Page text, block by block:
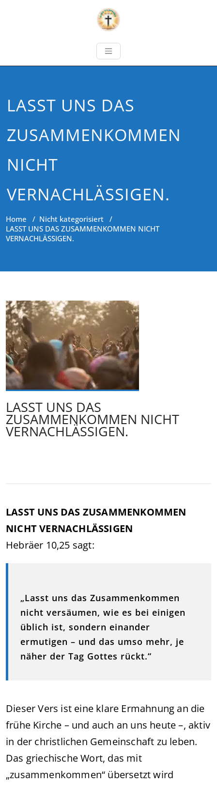
LASST UNS DAS
ZUSAMMENKOMMEN
NICHT
VERNACHLÄSSIGEN.
Home / Nicht kategorisiert /
LASST UNS DAS ZUSAMMENKOMMEN NICHT
VERNACHLÄSSIGEN.
LASST UNS DAS
ZUSAMMENKOMMEN NICHT
VERNACHLÄSSIGEN.
LASST UNS DAS ZUSAMMENKOMMEN
NICHT VERNACHLÄSSIGEN
Hebräer 10,25 sagt:
„Lasst uns das Zusammenkommen
nicht versäumen, wie es bei einigen
üblich ist, sondern einander
ermutigen – und das umso mehr, je
näher der Tag Gottes rückt.“
Dieser Vers ist eine klare Ermahnung an die
frühe Kirche – und auch an uns heute –, aktiv
in der christlichen Gemeinschaft zu leben.
Das griechische Wort, das mit
„zusammenkommen“ übersetzt wird